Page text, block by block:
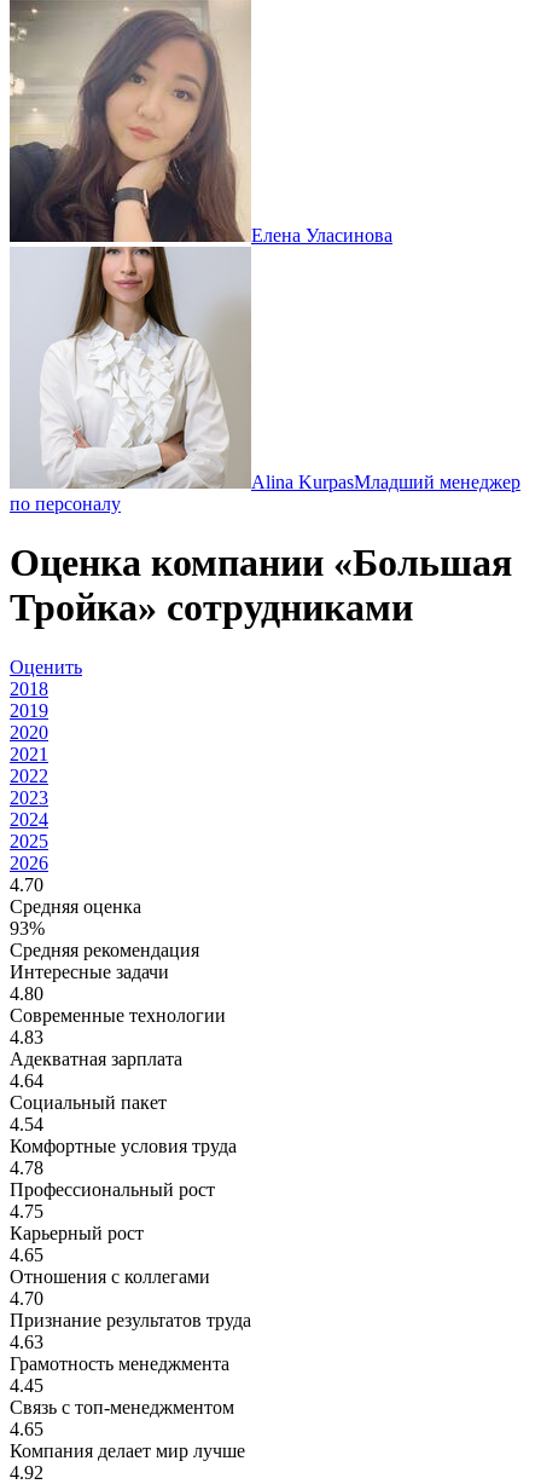
Елена Уласинова
Alina KurpasМладший менеджер
по персоналу
Оценка компании «Большая
Тройка» сотрудниками
Оценить
2018
2019
2020
2021
2022
2023
2024
2025
2026
4.70
Средняя оценка
93%
Средняя рекомендация
Интересные задачи
4.80
Современные технологии
4.83
Адекватная зарплата
4.64
Социальный пакет
4.54
Комфортные условия труда
4.78
Профессиональный рост
4.75
Карьерный рост
4.65
Отношения с коллегами
4.70
Признание результатов труда
4.63
Грамотность менеджмента
4.45
Связь с топ-менеджментом
4.65
Компания делает мир лучше
4.92